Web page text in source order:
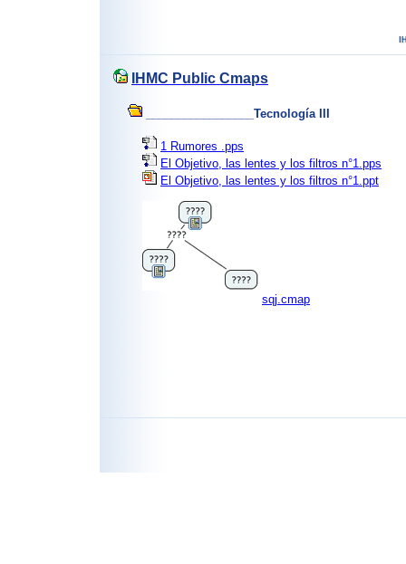
IHMC Public Cmaps
_________________Tecnología III
1 Rumores .pps
El Objetivo, las lentes y los filtros n°1.pps
El Objetivo, las lentes y los filtros n°1.ppt
sqj.cmap